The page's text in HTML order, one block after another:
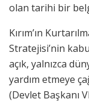
olan tarihi bir
Kırım’ın
Stratejisi’nin
açık, yalnızca
yardım etmeye
(Devlet Başkanı